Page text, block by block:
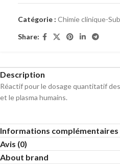
Catégorie : Chimie clinique-
Share:
Description
Réactif pour le dosage quantitatif
et le plasma humains.
Informations complémentaires
Avis (0)
About brand